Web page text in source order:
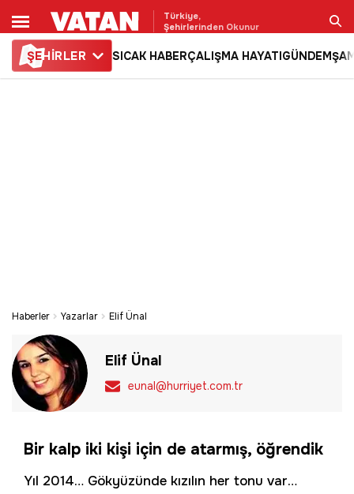
Türkiye,
Şehirlerinden Okunur
ŞEHİRLER SICAK HABERÇALIŞMA HAYATIGÜNDEM
Haberler Yazarlar Elif Ünal
Elif Ünal
eunal@hurriyet.com.tr
Bir kalp iki kişi için de atarmış, öğrendik
Yıl 2014… Gökyüzünde kızılın her tonu var…